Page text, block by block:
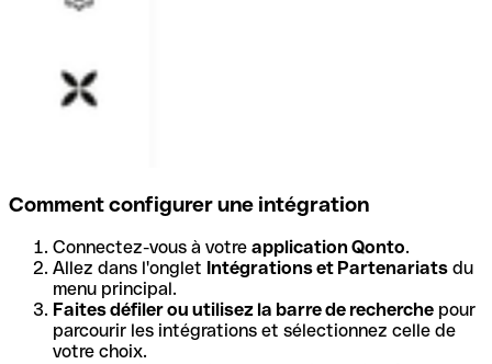
Comment configurer une intégration
Connectez-vous à votre application Qonto.
Allez dans l'onglet Intégrations et Partenariats du
menu principal.
Faites défiler ou utilisez la barre de recherche pour
parcourir les intégrations et sélectionnez celle de
votre choix.